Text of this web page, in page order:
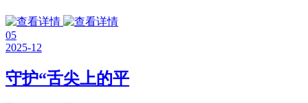
05
2025-12
守护“舌尖上的平